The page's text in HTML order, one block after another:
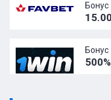
Бонус
Бонус